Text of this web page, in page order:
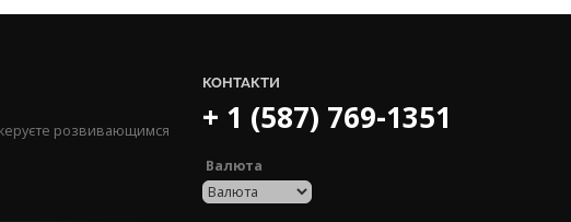
розвивающимся
КОНТАКТИ
+ 1 (587) 769-1351
Валюта